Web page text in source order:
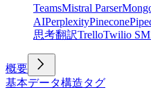
TeamsMistral Parser
AIPerplexityPinecone
思考翻訳TrelloTwilio
概要
基本データ構造タグ